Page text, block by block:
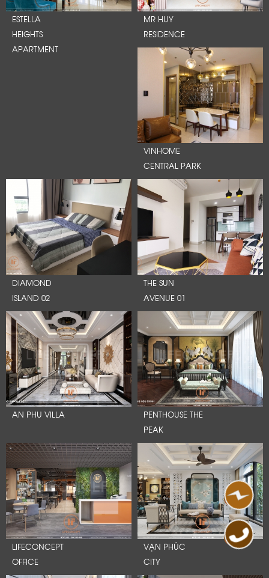
ESTELLA
HEIGHTS
APARTMENT
MR HUY
RESIDENCE
VINHOME
CENTRAL PARK
DIAMOND
ISLAND 02
THE SUN
AVENUE 01
AN PHU VILLA
PENTHOUSE THE
PEAK
LIFECONCEPT
OFFICE
VẠN PHÚC
CITY